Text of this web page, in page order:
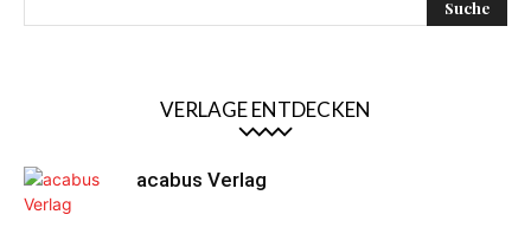
VERLAGE ENTDECKEN
acabus Verlag